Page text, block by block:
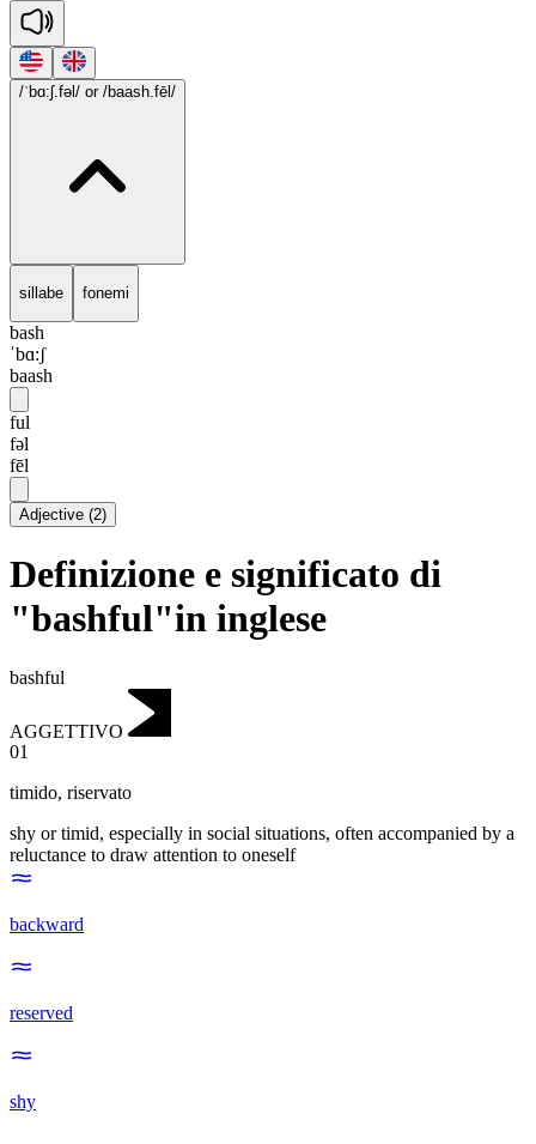
/ˈbɑ:ʃ.fəl/ or /baash.fēl/
sillabe fonemi
bash
ˈbɑ:ʃ
baash
ful
fəl
fēl
Adjective (2)
Definizione e significato di
"bashful"in inglese
bashful
AGGETTIVO
01
timido, riservato
shy or timid, especially in social situations, often accompanied by a
reluctance to draw attention to oneself
backward
reserved
shy